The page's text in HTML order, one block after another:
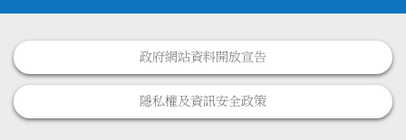
政府網站資料開放宣告
隱私權及資訊安全政策